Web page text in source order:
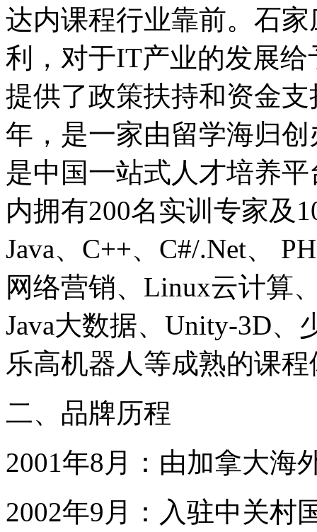
达内课程行业靠前。石
利，对于IT产业的发展
提供了政策扶持和资金
年，是一家由留学海归
是中国一站式人才培养
内拥有200名实训专家及
Java、C++、C#/.Net、
网络营销、Linux云计算
Java大数据、Unity-3D
乐高机器人等成熟的课
二、品牌历程
2001年8月：由加拿大海
2002年9月：入驻中关村